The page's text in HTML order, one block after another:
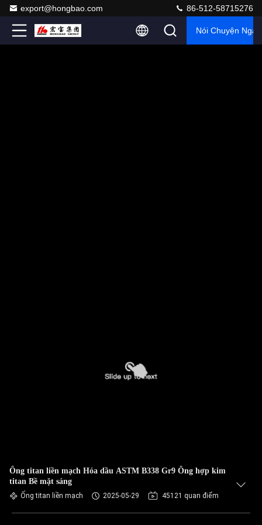
export@hongbao.com 86-512-58715276
Nói Chuyện Ngay.
Ống titan liền mạch Hóa dầu ASTM B338 Gr9 Ống hợp kim
titan Bề mặt sáng
Ống titan liền mạch 2025-05-29 45121 quan điểm